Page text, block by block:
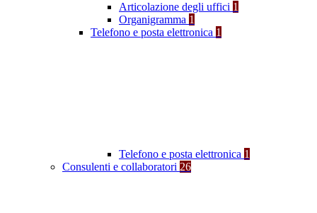
Articolazione degli uffici 1
Organigramma 1
Telefono e posta elettronica 1
Telefono e posta elettronica 1
Consulenti e collaboratori 26